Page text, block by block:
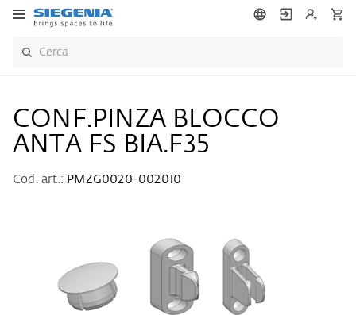
CONF.PINZA BLOCCO
ANTA FS BIA.F35
Cod. art.: PMZG0020-002010